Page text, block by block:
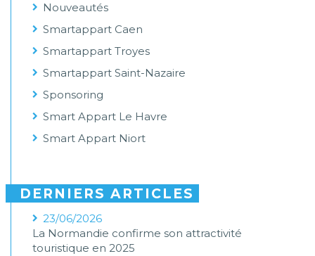
Nouveautés
Smartappart Caen
Smartappart Troyes
Smartappart Saint-Nazaire
Sponsoring
Smart Appart Le Havre
Smart Appart Niort
DERNIERS ARTICLES
23/06/2026
La Normandie confirme son attractivité
touristique en 2025